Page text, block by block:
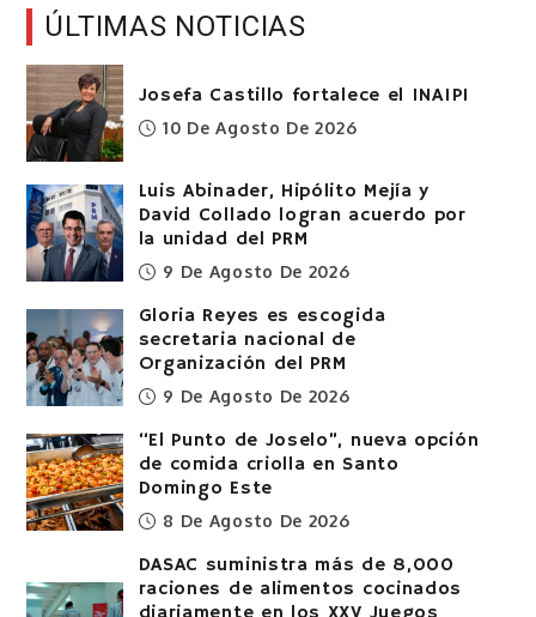
ÚLTIMAS NOTICIAS
Josefa Castillo fortalece el INAIPI
10 De Agosto De 2026
Luis Abinader, Hipólito Mejía y
David Collado logran acuerdo por
la unidad del PRM
9 De Agosto De 2026
Gloria Reyes es escogida
secretaria nacional de
Organización del PRM
9 De Agosto De 2026
“El Punto de Joselo”, nueva opción
de comida criolla en Santo
Domingo Este
8 De Agosto De 2026
DASAC suministra más de 8,000
raciones de alimentos cocinados